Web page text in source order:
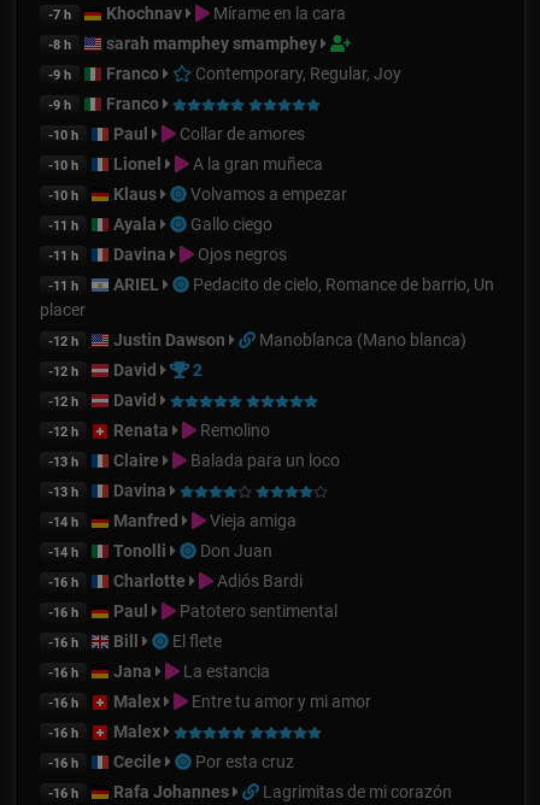
-7 h Khochnav Mírame en la cara
-8 h sarah mamphey smamphey
-9 h Franco Contemporary, Regular, Joy
-9 h Franco
-10 h Paul Collar de amores
-10 h Lionel A la gran muñeca
-10 h Klaus Volvamos a empezar
-11 h Ayala Gallo ciego
-11 h Davina Ojos negros
-11 h ARIEL
Pedacito de cielo, Romance de barrio, Un
placer
-12 h Justin Dawson Manoblanca (Mano blanca)
-12 h David 2
-12 h David
-12 h Renata Remolino
-13 h Claire Balada para un loco
-13 h Davina
-14 h Manfred Vieja amiga
-14 h Tonolli Don Juan
-16 h Charlotte Adiós Bardi
-16 h Paul Patotero sentimental
-16 h Bill El flete
-16 h Jana La estancia
-16 h Malex Entre tu amor y mi amor
-16 h Malex
-16 h Cecile Por esta cruz
-16 h Rafa Johannes Lagrimitas de mi corazón